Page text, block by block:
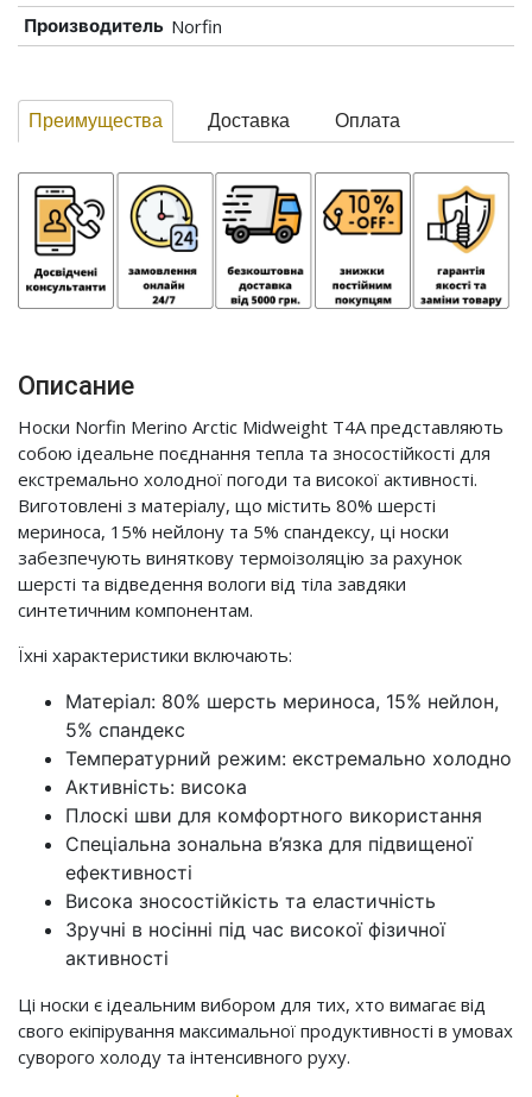
Производитель Norfin
Преимущества Доставка Оплата
Описание
Носки Norfin Merino Arctic Midweight T4A представляють
собою ідеальне поєднання тепла та зносостійкості для
екстремально холодної погоди та високої активності.
Виготовлені з матеріалу, що містить 80% шерсті
мериноса, 15% нейлону та 5% спандексу, ці носки
забезпечують виняткову термоізоляцію за рахунок
шерсті та відведення вологи від тіла завдяки
синтетичним компонентам.
Їхні характеристики включають:
Матеріал: 80% шерсть мериноса, 15% нейлон,
5% спандекс
Температурний режим: екстремально холодно
Активність: висока
Плоскі шви для комфортного використання
Спеціальна зональна в’язка для підвищеної
ефективності
Висока зносостійкість та еластичність
Зручні в носінні під час високої фізичної
активності
Ці носки є ідеальним вибором для тих, хто вимагає від
свого екіпірування максимальної продуктивності в умовах
суворого холоду та інтенсивного руху.